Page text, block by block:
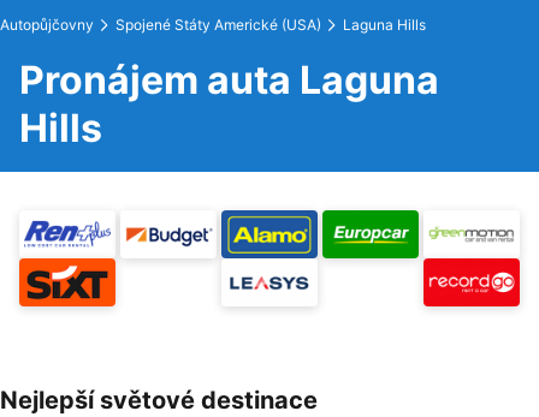
Autopůjčovny Spojené Státy Americké (USA) Laguna Hills
Pronájem auta Laguna
Hills
Nejlepší světové destinace